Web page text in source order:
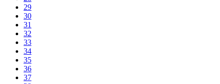
29
30
31
32
33
34
35
36
37